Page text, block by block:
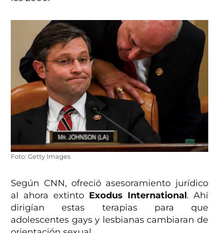
Foto: Getty Images
Según CNN, ofreció asesoramiento jurídico
al ahora extinto Exodus International. Ahí
dirigían estas terapias para que
adolescentes gays y lesbianas cambiaran de